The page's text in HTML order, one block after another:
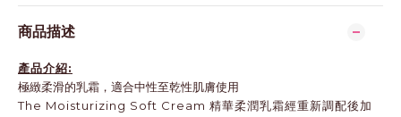
商品描述
產品介紹:
極緻柔滑的乳霜，適合中性至乾性肌膚使用
The Moisturizing Soft Cream 精華柔潤乳霜經重新調配後加